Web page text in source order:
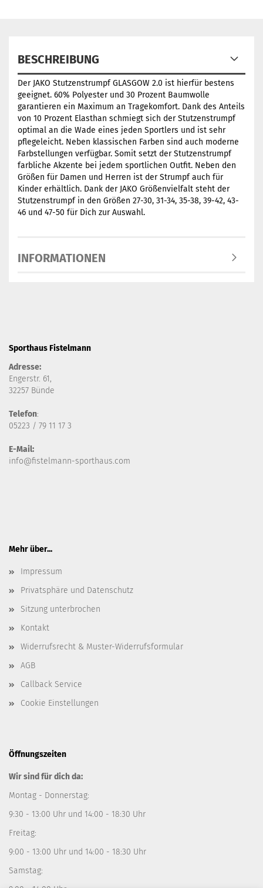
BESCHREIBUNG
Der JAKO Stutzenstrumpf GLASGOW 2.0 ist hierfür bestens
geeignet. 60% Polyester und 30 Prozent Baumwolle
garantieren ein Maximum an Tragekomfort. Dank des Anteils
von 10 Prozent Elasthan schmiegt sich der Stutzenstrumpf
optimal an die Wade eines jeden Sportlers und ist sehr
pflegeleicht. Neben klassischen Farben sind auch moderne
Farbstellungen verfügbar. Somit setzt der Stutzenstrumpf
farbliche Akzente bei jedem sportlichen Outfit. Neben den
Größen für Damen und Herren ist der Strumpf auch für
Kinder erhältlich. Dank der JAKO Größenvielfalt steht der
Stutzenstrumpf in den Größen 27-30, 31-34, 35-38, 39-42, 43-
46 und 47-50 für Dich zur Auswahl.
INFORMATIONEN
Sporthaus Fistelmann
Adresse:
Engerstr. 61,
32257 Bünde
Telefon:
05223 / 79 11 17 3
E-Mail:
info@fistelmann-sporthaus.com
Mehr über...
Impressum
Privatsphäre und Datenschutz
Sitzung unterbrochen
Kontakt
Widerrufsrecht & Muster-Widerrufsformular
AGB
Callback Service
Cookie Einstellungen
Öffnungszeiten
Wir sind für dich da:
Montag - Donnerstag:
9:30 - 13:00 Uhr und 14:00 - 18:30 Uhr
Freitag:
9:00 - 13:00 Uhr und 14:00 - 18:30 Uhr
Samstag: